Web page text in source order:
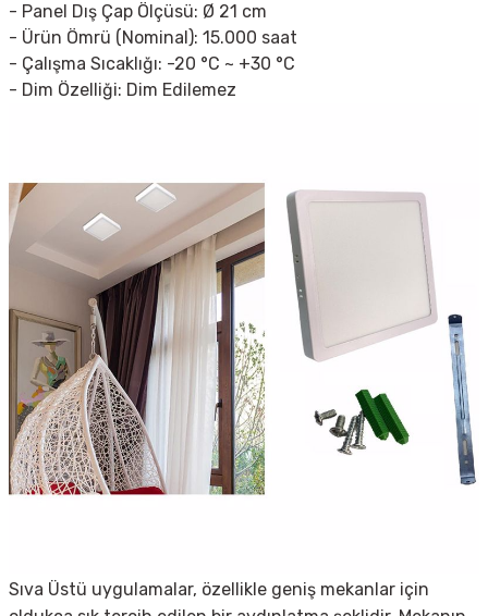
- Panel Dış Çap Ölçüsü: Ø 21 cm
- Ürün Ömrü (Nominal): 15.000 saat
- Çalışma Sıcaklığı: -20 °C ~ +30 °C
- Dim Özelliği: Dim Edilemez
Sıva Üstü uygulamalar, özellikle geniş mekanlar için